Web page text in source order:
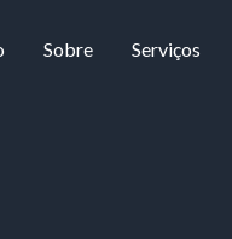
Sobre Serviços